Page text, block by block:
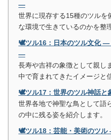
―
世界に現存する15種のツルを
な環境で生きているのかを整
🕊️ツル16：日本のツル文化 ―
―
長寿や吉祥の象徴として親し
中で育まれてきたイメージと
🕊️ツル17：世界のツル神話
世界各地で神聖な鳥として語
の中に残る姿を紹介します。
🕊️ツル18：芸能・美術のツル